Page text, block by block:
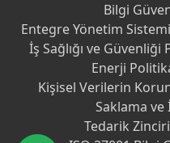
Bilgi
Entegre Yönetim
İş Sağlığı ve Güvenliği
Enerji
Kişisel Verilerin
Saklama ve
Tedarik